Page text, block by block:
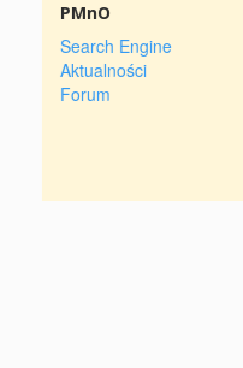
PMnO
Search Engine
Aktualności
Forum